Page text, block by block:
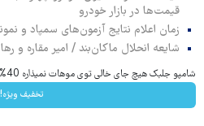
قیمت‌ها در بازار خودرو
زمان اعلام نتایج آزمون‌های سمپاد و
شایعه انحلال ماکان‌بند / امیر مقاره و
شامپو جلبک هیچ جای خالی توی موهات نمیذاره 40%تخفیف
تخفیف ویژه!